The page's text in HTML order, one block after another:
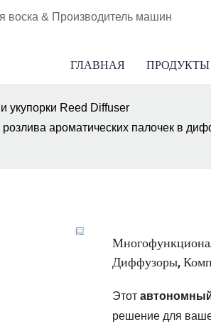
воска & Производитель машин
ГЛАВНАЯ ПРОДУКТЫ
укупорки Reed Diffuser
ароматических палочек в
Диффузоры,
Этот
решение для